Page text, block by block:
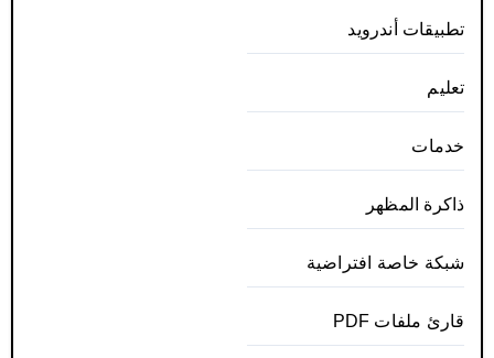
تطبيقات أندرويد
تعليم
خدمات
ذاكرة المظهر
شبكة خاصة افتراضية
قارئ ملفات PDF